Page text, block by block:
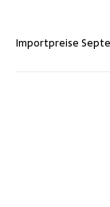
Import­preise